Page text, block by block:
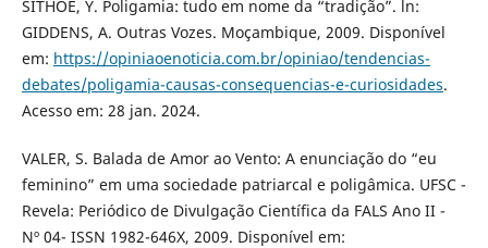
SITHOE, Y. Poligamia: tudo em nome da “tradição”. ln:
GIDDENS, A. Outras Vozes. Moçambique, 2009. Disponível
em: https://opiniaoenoticia.com.br/opiniao/tendencias-
debates/poligamia-causas-consequencias-e-curiosidades.
Acesso em: 28 jan. 2024.
VALER, S. Balada de Amor ao Vento: A enunciação do “eu
feminino” em uma sociedade patriarcal e poligâmica. UFSC -
Revela: Periódico de Divulgação Científica da FALS Ano II -
Nº 04- ISSN 1982-646X, 2009. Disponível em: